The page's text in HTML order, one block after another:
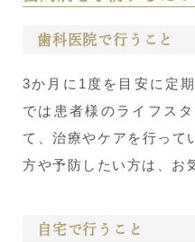
歯科医院で行うこと
3か月に1度を目安に定
では患者様のライフス
て、治療やケアを行って
方や予防したい方は、お
自宅で行うこと